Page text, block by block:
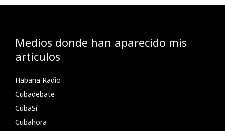
Medios donde han aparecido mis
artículos
Habana Radio
Cubadebate
CubaSí
Cubahora